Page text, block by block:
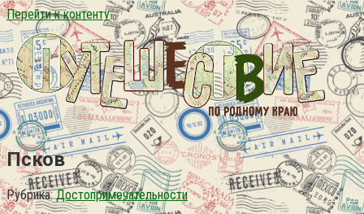
Перейти к контенту
Псков
Рубрика: Достопримечательности